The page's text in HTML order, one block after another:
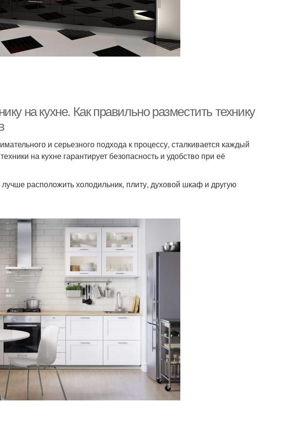
на кухне. Как правильно разместить технику
и серьезного подхода к процессу, сталкивается каждый
на кухне гарантирует безопасность и удобство при её
расположить холодильник, плиту, духовой шкаф и другую